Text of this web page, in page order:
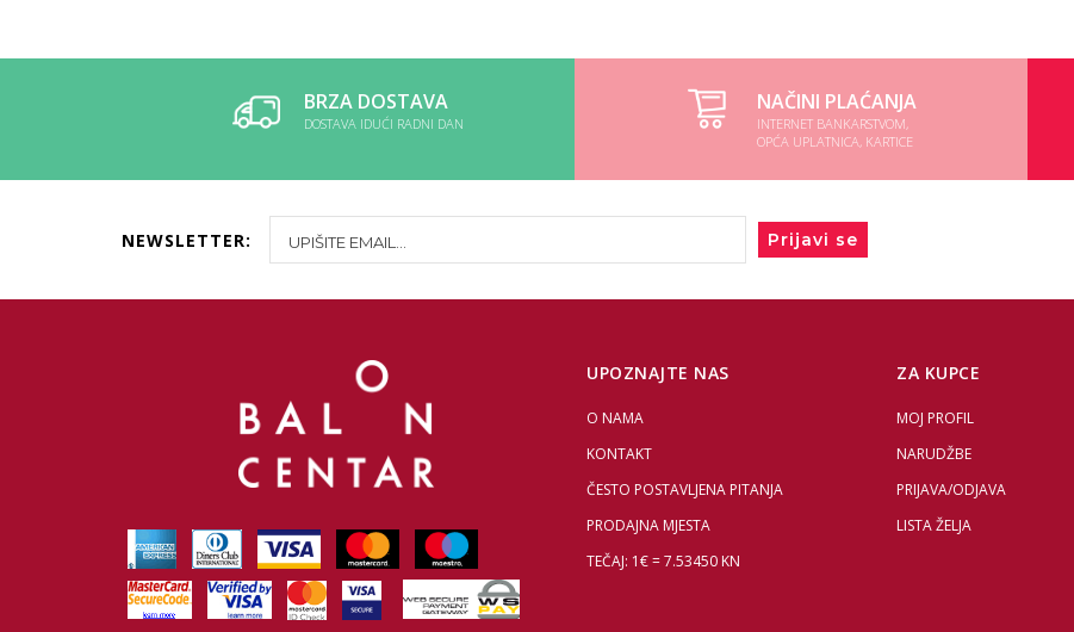
BRZA DOSTAVA
DOSTAVA IDUĆI RADNI DAN
NAČINI PLAĆANJA
INTERNET BANKARSTVOM,
OPĆA UPLATNICA, KARTICE
NEWSLETTER: Prijavi se
UPOZNAJTE NAS
O NAMA
KONTAKT
ČESTO POSTAVLJENA PITANJA
PRODAJNA MJESTA
TEČAJ: 1€ = 7.53450 KN
ZA KUPCE
MOJ PROFIL
NARUDŽBE
PRIJAVA/ODJAVA
LISTA ŽELJA